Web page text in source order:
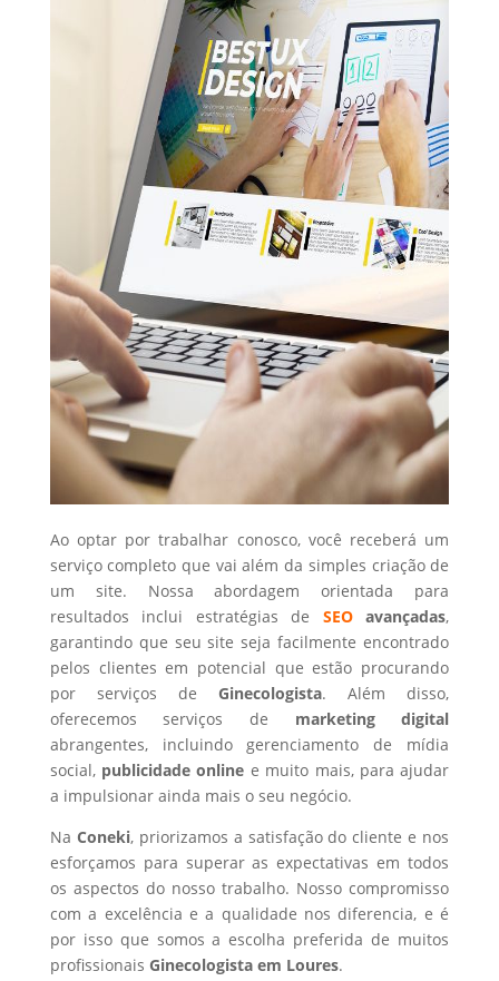
Ao optar por trabalhar conosco, você receberá um
serviço completo que vai além da simples criação de
um site. Nossa abordagem orientada para
resultados inclui estratégias de SEOavançadas,
garantindo que seu site seja facilmente encontrado
pelos clientes em potencial que estão procurando
por serviços deGinecologista. Além disso,
oferecemos serviços de marketing digital
abrangentes, incluindo gerenciamento de mídia
social, publicidade online e muito mais, para ajudar
a impulsionar ainda mais o seu negócio.
Na Coneki, priorizamos a satisfação do cliente e nos
esforçamos para superar as expectativas em todos
os aspectos do nosso trabalho. Nosso compromisso
com a excelência e a qualidade nos diferencia, e é
por isso que somos a escolha preferida de muitos
profissionais Ginecologistaem Loures.